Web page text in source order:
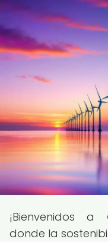
¡Bienvenidos a
donde la